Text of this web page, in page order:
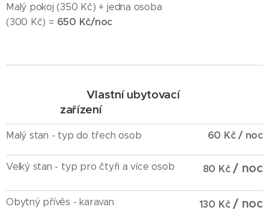
Malý pokoj (350 Kč) + jedna osoba
(300 Kč) = 650 Kč/noc
Vlastní ubytovací
zařízení
Malý stan - typ do třech osob 60 Kč / noc
Velký stan - typ pro čtyři a více osob 80 Kč/ noc
Obytný přívěs - karavan 130 Kč/ noc